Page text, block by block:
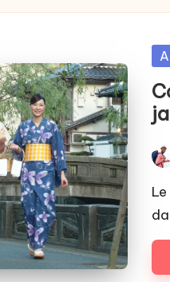
by